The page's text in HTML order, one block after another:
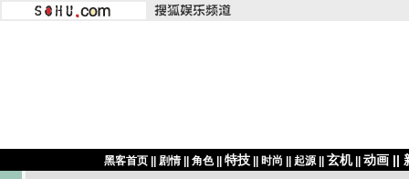
黑客首页 || 剧情|| 角色|| 特技 时尚 起源|| 玄机|| 动画 ||